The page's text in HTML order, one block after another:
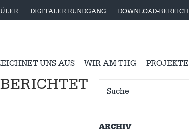
DIGITALER RUNDGANG DOWNLOAD-BEREICH
UNS AUS WIR AM THG PROJEKTE
ARCHIV